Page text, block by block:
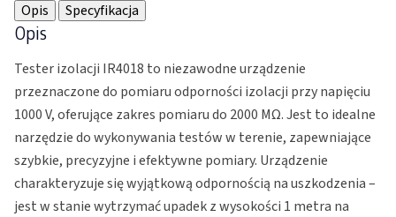
Opis
Specyfikacja
Opis
Tester izolacji IR4018 to niezawodne urządzenie
przeznaczone do pomiaru odporności izolacji przy napięciu
1000 V, oferujące zakres pomiaru do 2000 MΩ. Jest to idealne
narzędzie do wykonywania testów w terenie, zapewniające
szybkie, precyzyjne i efektywne pomiary. Urządzenie
charakteryzuje się wyjątkową odpornością na uszkodzenia –
jest w stanie wytrzymać upadek z wysokości 1 metra na